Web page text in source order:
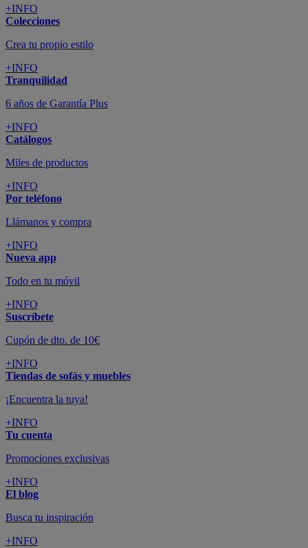
+INFO
Colecciones
Crea tu propio estilo
+INFO
Tranquilidad
6 años de Garantía Plus
+INFO
Catálogos
Miles de productos
+INFO
Por teléfono
Llámanos y compra
+INFO
Nueva app
Todo en tu móvil
+INFO
Suscríbete
Cupón de dto. de 10€
+INFO
Tiendas de sofás y muebles
¡Encuentra la tuya!
+INFO
Tu cuenta
Promociones exclusivas
+INFO
El blog
Busca tu inspiración
+INFO